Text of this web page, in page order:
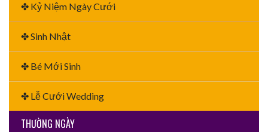
✤ Kỷ Niệm Ngày Cưới
✤ Sinh Nhật
✤ Bé Mới Sinh
✤ Lễ Cưới Wedding
THƯỜNG NGÀY